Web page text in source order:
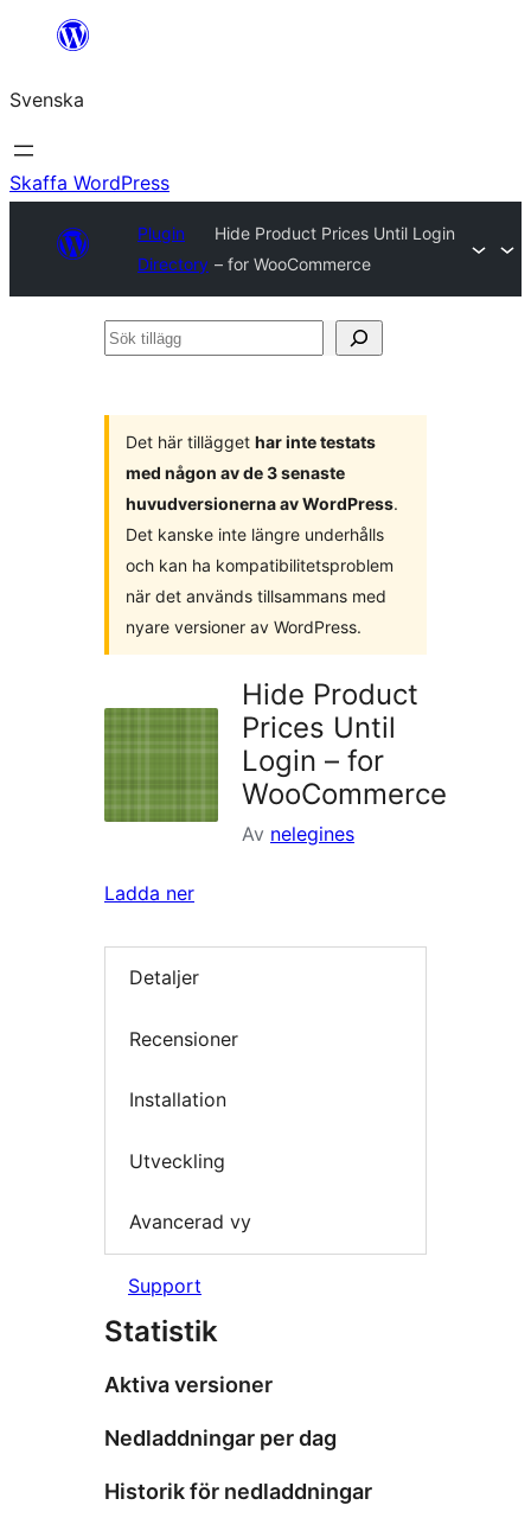
Hoppa
innehåll
Svenska
Skaffa WordPress
Plugin
Directory
Hide Product Prices Until Login
– for WooCommerce
Sök
Det här tillägget har inte testats
med någon av de 3 senaste
huvudversionerna av WordPress.
Det kanske inte längre underhålls
och kan ha kompatibilitetsproblem
när det används tillsammans med
nyare versioner av WordPress.
Hide Product
Prices Until
Login – for
WooCommerce
Av nelegines
Ladda ner
Detaljer
Recensioner
Installation
Utveckling
Avancerad vy
Support
Statistik
Aktiva versioner
Nedladdningar per dag
Historik för nedladdningar